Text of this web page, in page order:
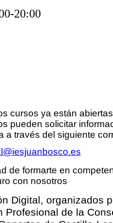
20:00
cursos ya están
pueden solicitar
a través del siguiente
de formarte en
con nosotros
Digital, organizados
Profesional de la